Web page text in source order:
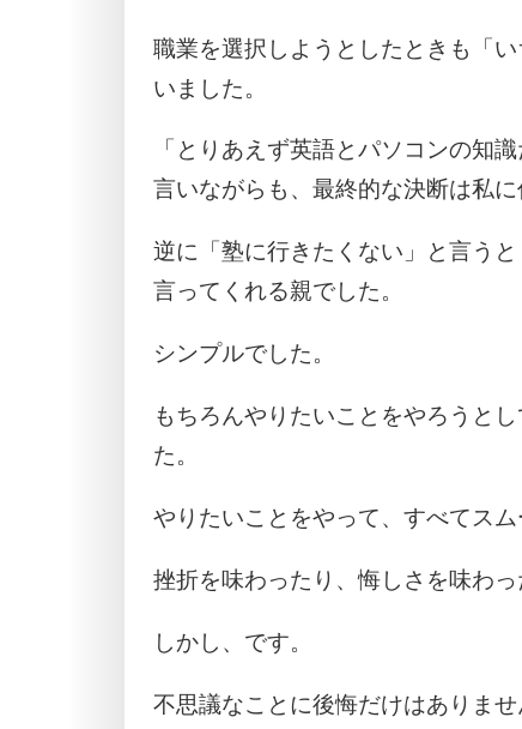
職業を選択しようとしたときも「
いました。
「とりあえず英語とパソコンの知
言いながらも、最終的な決断は私に
逆に「塾に行きたくない」と言う
言ってくれる親でした。
シンプルでした。
もちろんやりたいことをやろうと
た。
やりたいことをやって、すべてス
挫折を味わったり、悔しさを味わっ
しかし、です。
不思議なことに後悔だけはありませ